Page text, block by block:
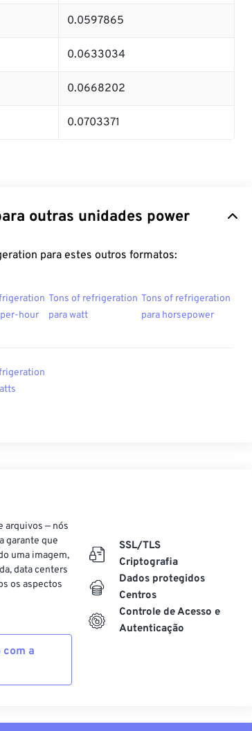
0.0597865
0.0633034
0.0668202
0.0703371
outras unidades power
para estes outros formatos:
hour
Tons of refrigeration
para watt
Tons of refrigeration
para horsepower
arquivos — nós
garante que
uma imagem,
data centers
os aspectos
com a
SSL/TLS
Criptografia
Dados protegidos
Centros
Controle de Acesso e
Autenticação